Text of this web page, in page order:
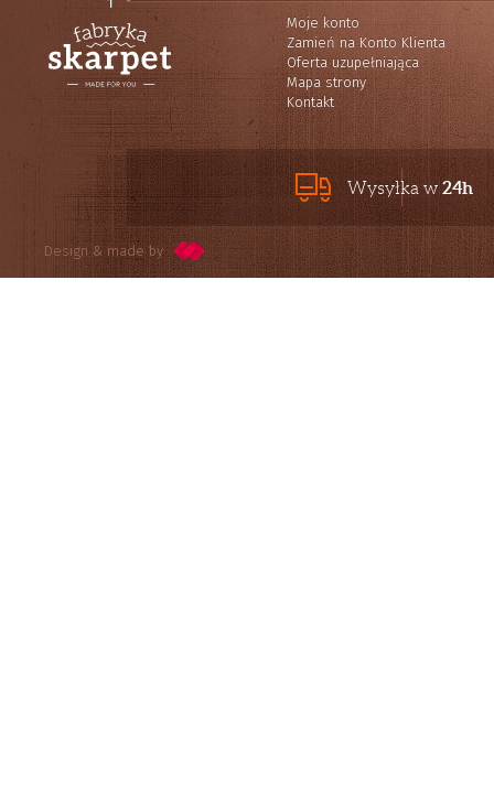
Moje konto
Zamień na Konto Klienta
Oferta uzupełniająca
Mapa strony
Kontakt
Wysyłka w 24h
Design & made by